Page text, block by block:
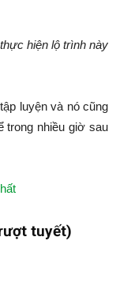
hiện lộ trình này
luyện và nó cũng
trong nhiều giờ sau
tuyết)